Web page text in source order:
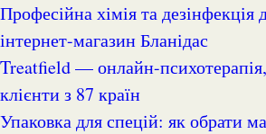
Професійна хімія та дезінфекція для бізнесу:
інтернет-магазин Бланідас
Treatfield — онлайн-психотерапія, якій довіряють
клієнти з 87 країн
Упаковка для спецій: як обрати матеріал і формат,